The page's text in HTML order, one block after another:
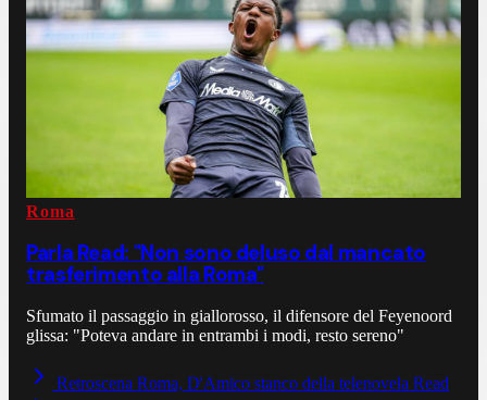
Roma
Parla Read: "Non sono deluso dal mancato
trasferimento alla Roma"
Sfumato il passaggio in giallorosso, il difensore del Feyenoord
glissa: "Poteva andare in entrambi i modi, resto sereno"
Retroscena Roma, D'Amico stanco della telenovela Read